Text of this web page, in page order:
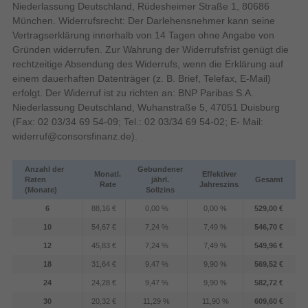
100 % Farbvolumen.
Personalisiere dein TV-Erlebnis
One UI Tizen
Bedienoberfläche One UI Tizen ein TV-Erlebnis,
das du ganz nach deinem Geschmack gestalten
kannst. Außerdem kommst du mit One UI Tizen in
Dynamisches
Kontrastverhältnis
Marketingbezeichnung
Bildwiederholfrequenz 50 Hz
Bildschirmdiagonale (cm) 163 cm
Bildschirmdiagonale
Display-Auflösung
VESA-Halterung
Rahmenloses Design
Panel-Montage-Schnittstelle 400 x 300 mm
Standfarbe Schwarz
Produktfarbe Schwarz
Niederlassung Deutschland, Rüdesheimer Straße 1, 80686
München. Widerrufsrecht: Der Darlehensnehmer kann seine
Vertragserklärung innerhalb von 14 Tagen ohne Angabe von
Gründen widerrufen. Zur Wahrung der Widerrufsfrist genügt die
rechtzeitige Absendung des Widerrufs, wenn die Erklärung auf
einem dauerhaften Datenträger (z. B. Brief, Telefax, E-Mail)
erfolgt. Der Widerruf ist zu richten an: BNP Paribas S.A.
Niederlassung Deutschland, Wuhanstraße 5, 47051 Duisburg
(Fax: 02 03/34 69 54-09; Tel.: 02 03/34 69 54-02; E- Mail:
widerruf@consorsfinanz.de).
Anzahl der
Raten
(Monate)
Monatl.
Rate
Gebundener
jährl.
Sollzins
Effektiver
Jahreszins
Gesamt
6 88,16 € 0,00 % 0,00 % 529,00 €
10 54,67 € 7,24 % 7,49 % 546,70 €
12 45,83 € 7,24 % 7,49 % 549,96 €
18 31,64 € 9,47 % 9,90 % 569,52 €
24 24,28 € 9,47 % 9,90 % 582,72 €
30 20,32 € 11,29 % 11,90 % 609,60 €